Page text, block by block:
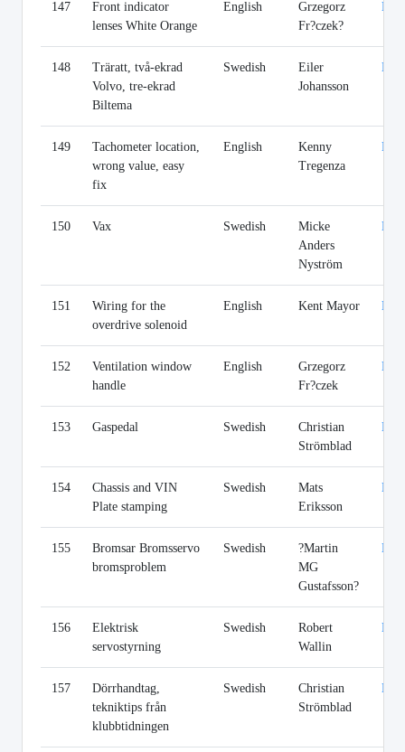
147
Front indicator
lenses White Orange
English
Grzegorz
Fr?czek?
Link
148
Träratt, två-ekrad
Volvo, tre-ekrad
Biltema
Swedish
Eiler
Johansson
Link
149
Tachometer location,
wrong value, easy
fix
English
Kenny
Tregenza
Link
150 Vax Swedish
Micke
Anders
Nyström
Link
151
Wiring for the
overdrive solenoid
English Kent Mayor Link
152
Ventilation window
handle
English
Grzegorz
Fr?czek
Link
153 Gaspedal Swedish
Christian
Strömblad
Link
154
Chassis and VIN
Plate stamping
Swedish
Mats
Eriksson
Link
155
Bromsar Bromsservo
bromsproblem
Swedish
?Martin
MG
Gustafsson?
Link
156
Elektrisk
servostyrning
Swedish
Robert
Wallin
Link
157
Dörrhandtag,
tekniktips från
klubbtidningen
Swedish
Christian
Strömblad
Link